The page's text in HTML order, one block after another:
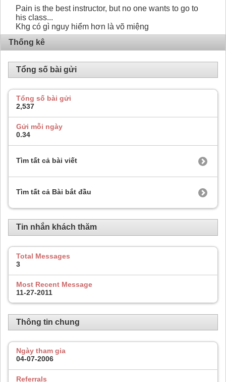
Pain is the best instructor, but no one wants to go to
his class...
Khg có gì nguy hiểm hơn là võ miệng
Thống kê
Tổng số bài gửi
Tổng số bài gửi
2,537
Gửi mỗi ngày
0.34
Tìm tất cả bài viết
Tìm tất cả Bài bắt đầu
Tin nhắn khách thăm
Total Messages
3
Most Recent Message
11-27-2011
Thông tin chung
Ngày tham gia
04-07-2006
Referrals